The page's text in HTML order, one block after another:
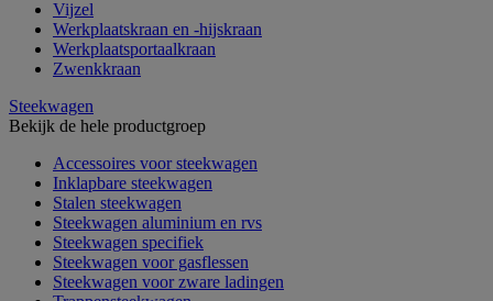
Vijzel
Werkplaatskraan en -hijskraan
Werkplaatsportaalkraan
Zwenkkraan
Steekwagen
Bekijk de hele productgroep
Accessoires voor steekwagen
Inklapbare steekwagen
Stalen steekwagen
Steekwagen aluminium en rvs
Steekwagen specifiek
Steekwagen voor gasflessen
Steekwagen voor zware ladingen